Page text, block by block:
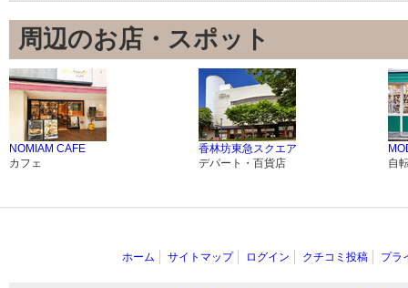
周辺のお店・スポット
NOMIAM CAFE
カフェ
香林坊東急スクエア
デパート・百貨店
自
ホーム サイトマップ ログイン クチコミ投稿 プラ